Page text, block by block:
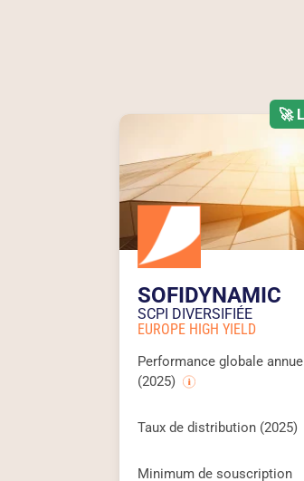
🚀
SOFIDYNAMIC
SCPI DIVERSIFIÉE
EUROPE HIGH YIELD
Performance globale
(2025)
Taux de distribution (2025)
Minimum de souscription